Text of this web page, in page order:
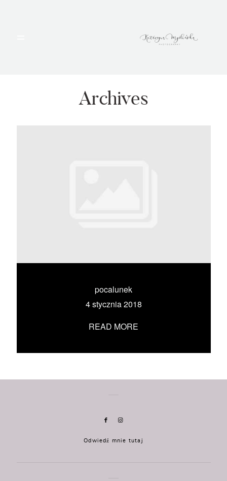
Archives
pocalunek
4 stycznia 2018
READ MORE
PORTFOLIO
UMÓW SIĘ ZE MNĄ →
Odwiedź mnie tutaj